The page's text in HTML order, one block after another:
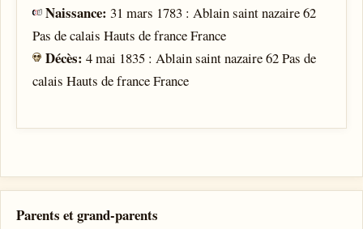
Naissance:31 mars 1783 : Ablain saint nazaire 62
Pas de calais Hauts de france France
Décès:4 mai 1835 : Ablain saint nazaire 62 Pas de
calais Hauts de france France
Parents et grand-parents